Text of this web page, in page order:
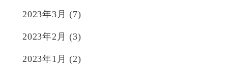
2023年3月 (7)
2023年2月 (3)
2023年1月 (2)